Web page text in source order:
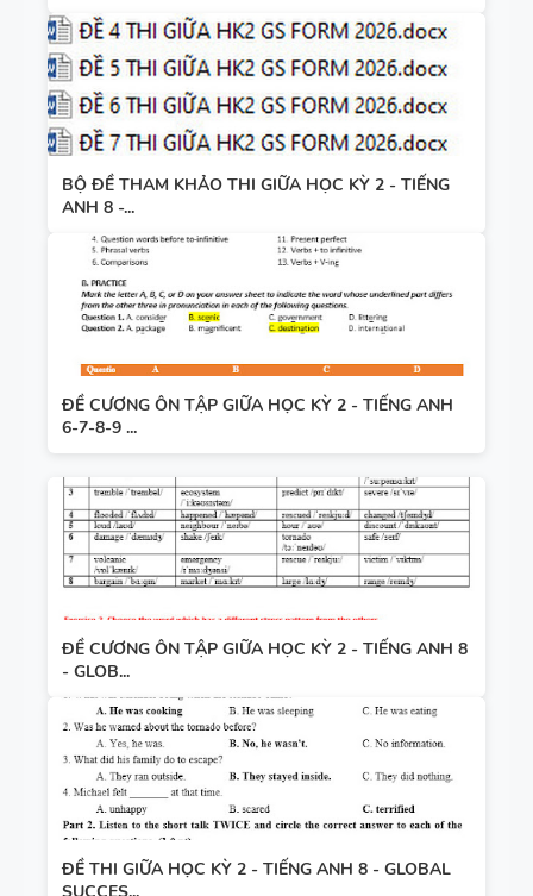
BỘ ĐỀ THAM KHẢO THI GIỮA HỌC KỲ 2 - TIẾNG
ANH 8 -...
ĐỀ CƯƠNG ÔN TẬP GIỮA HỌC KỲ 2 - TIẾNG ANH
6-7-8-9 ...
ĐỀ CƯƠNG ÔN TẬP GIỮA HỌC KỲ 2 - TIẾNG ANH 8
- GLOB...
ĐỀ THI GIỮA HỌC KỲ 2 - TIẾNG ANH 8 - GLOBAL